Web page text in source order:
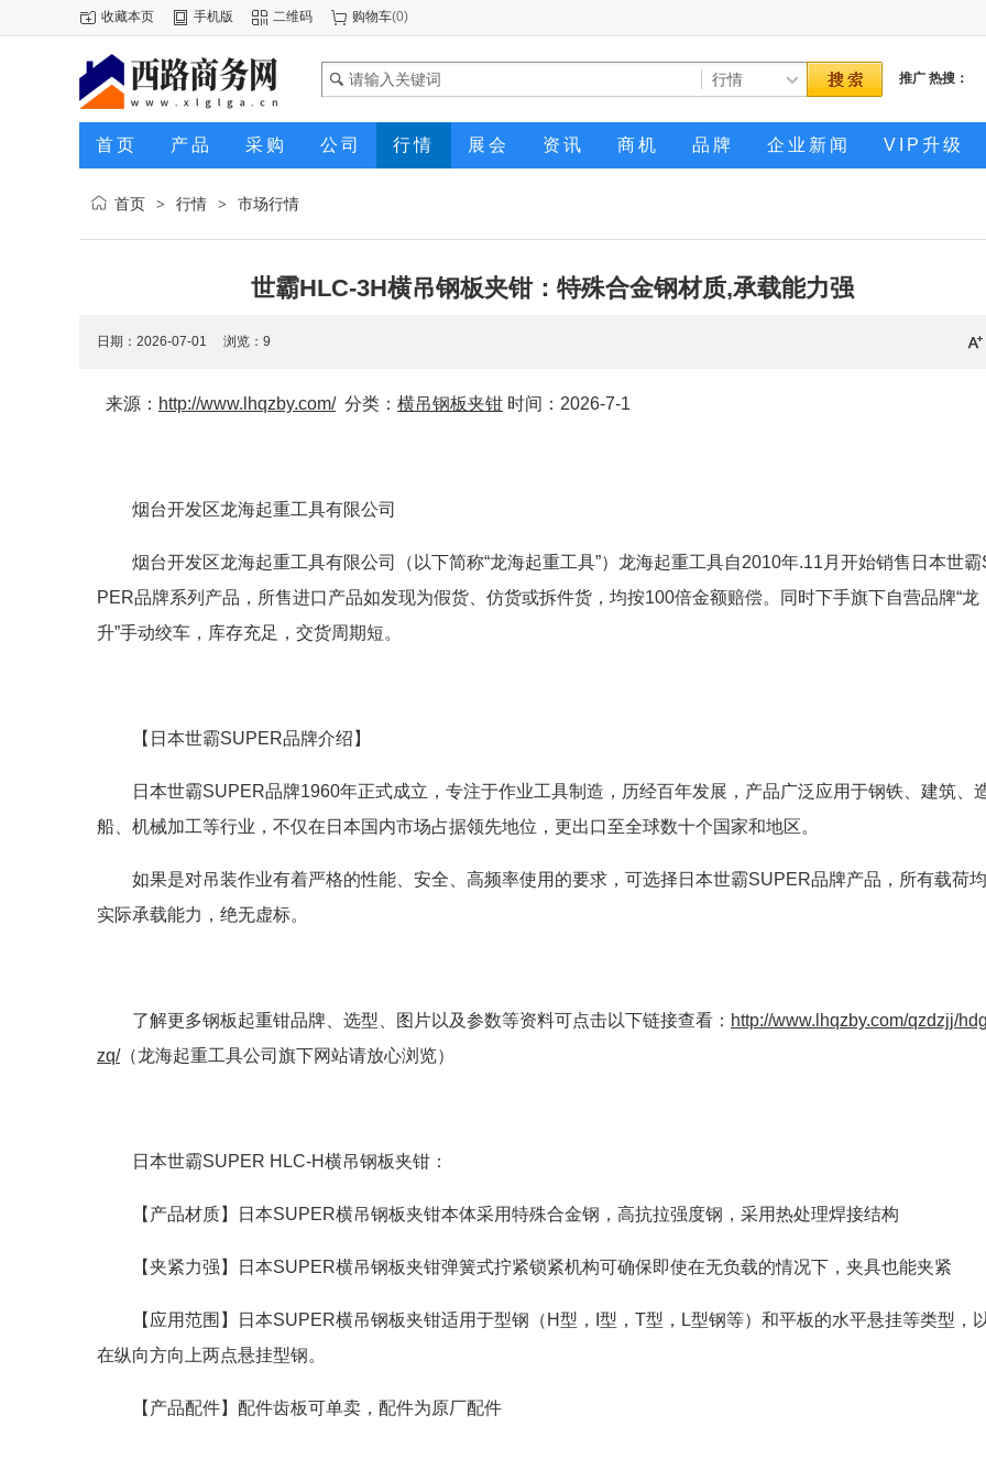
收藏本页 手机版 二维码 购物车(0)
推广 热搜：
首页 产品 采购 公司 行情 展会 资讯 商机 品牌 企业新闻 VIP升级
首页 > 行情 > 市场行情
世霸HLC-3H横吊钢板夹钳：特殊合金钢材质,承载能力强
日期：2026-07-01 浏览： 9
来源： http://www.lhqzby.com/分类： 横吊钢板夹钳 时间：2026-7-1
烟台开发区龙海起重工具有限公司
烟台开发区龙海起重工具有限公司（以下简称“龙海起重工具”）龙海起重工具自2010年.11月开始销售日本世霸
PER品牌系列产品，所售进口产品如发现为假货、仿货或拆件货，均按100倍金额赔偿。同时下手旗下自营品牌“龙
升”手动绞车，库存充足，交货周期短。
【日本世霸SUPER品牌介绍】
日本世霸SUPER品牌1960年正式成立，专注于作业工具制造，历经百年发展，产品广泛应用于钢铁、建筑、
船、机械加工等行业，不仅在日本国内市场占据领先地位，更出口至全球数十个国家和地区。
如果是对吊装作业有着严格的性能、安全、高频率使用的要求，可选择日本世霸SUPER品牌产品，所有载荷
实际承载能力，绝无虚标。
了解更多钢板起重钳品牌、选型、图片以及参数等资料可点击以下链接查看： http://www.lhqzby.com/qzdzjj/
zq/（龙海起重工具公司旗下网站请放心浏览）
日本世霸SUPER HLC-H横吊钢板夹钳：
【产品材质】日本SUPER横吊钢板夹钳本体采用特殊合金钢，高抗拉强度钢，采用热处理焊接结构
【夹紧力强】日本SUPER横吊钢板夹钳弹簧式拧紧锁紧机构可确保即使在无负载的情况下，夹具也能夹紧
【应用范围】日本SUPER横吊钢板夹钳适用于型钢（H型，I型，T型，L型钢等）和平板的水平悬挂等类型，
在纵向方向上两点悬挂型钢。
【产品配件】配件齿板可单卖，配件为原厂配件